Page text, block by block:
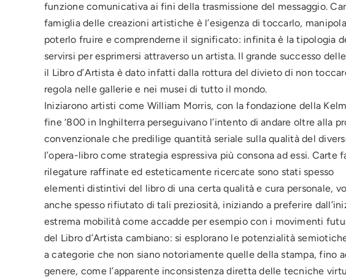
funzione comunicativa ai fini della trasmissione del messaggio.
famiglia delle creazioni artistiche è l’esigenza di toccarlo,
poterlo fruire e comprenderne il significato: infinita è la tipologia
servirsi per esprimersi attraverso un artista. Il grande successo
il Libro d’Artista è dato infatti dalla rottura del divieto di non
regola nelle gallerie e nei musei di tutto il mondo.
Iniziarono artisti come William Morris, con la fondazione della
fine ‘800 in Inghilterra perseguivano l’intento di andare oltre alla
convenzionale che predilige quantità seriale sulla qualità del
l’opera-libro come strategia espressiva più consona ad essi.
rilegature raffinate ed esteticamente ricercate sono stati spesso
elementi distintivi del libro di una certa qualità e cura personale,
anche spesso rifiutato di tali preziosità, iniziando a preferire
estrema mobilità come accadde per esempio con i movimenti
del Libro d’Artista cambiano: si esplorano le potenzialità
a categorie che non siano notoriamente quelle della stampa, fino
genere, come l’apparente inconsistenza diretta delle tecniche